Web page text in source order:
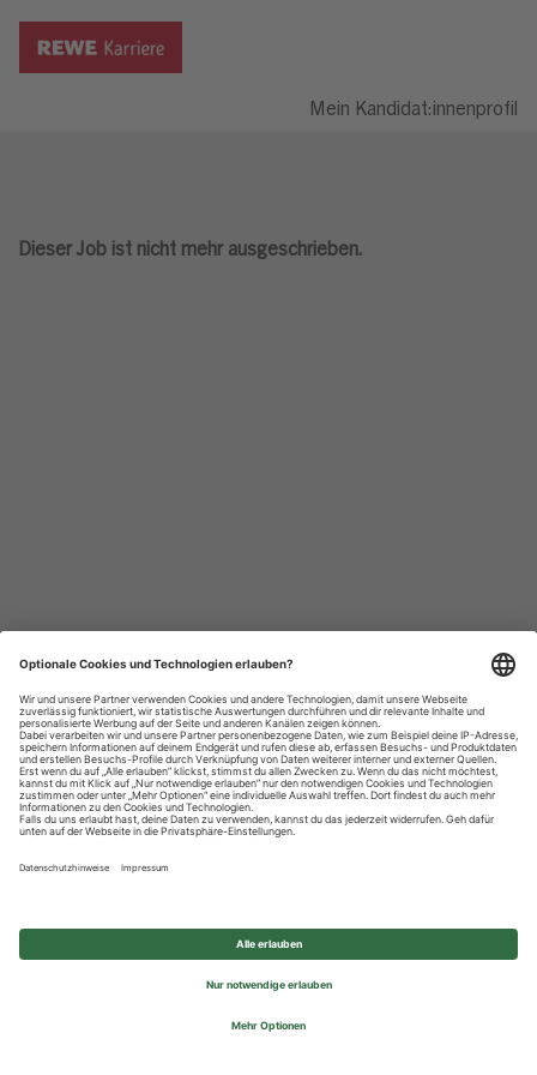
Mein Kandidat:innenprofil
Dieser Job ist nicht mehr ausgeschrieben.
Datenschutzhinweise
Impressum
Privatsphäre-Einstellungen
© 2026 REWE Group - All rights reserved